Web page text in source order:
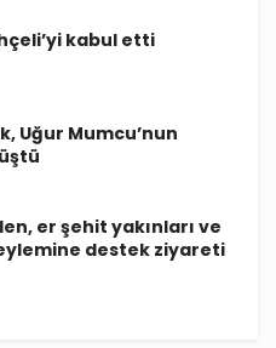
kabul etti
Uğur Mumcu’nun
er şehit yakınları ve
destek ziyareti